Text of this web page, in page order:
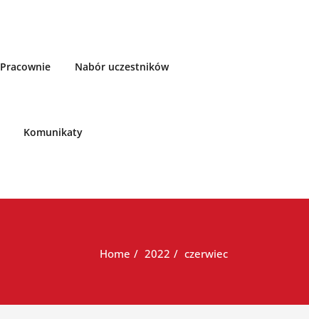
Pracownie Nabór uczestników
Komunikaty
Home 2022 czerwiec